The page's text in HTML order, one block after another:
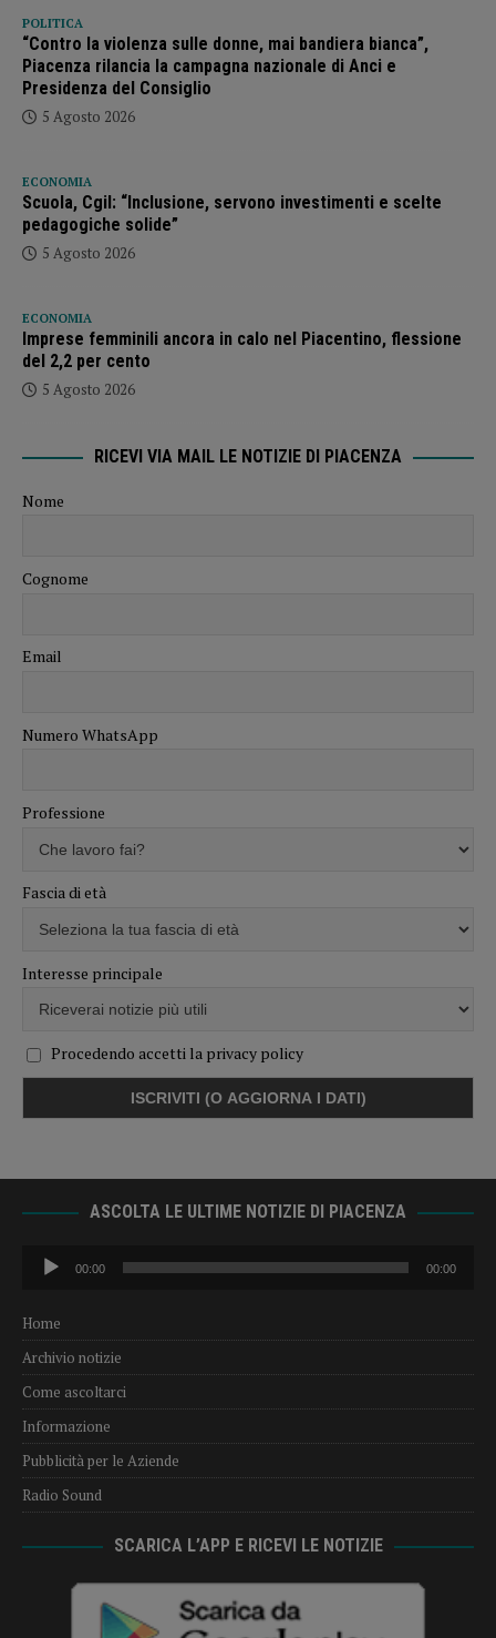
POLITICA
“Contro la violenza sulle donne, mai bandiera bianca”,
Piacenza rilancia la campagna nazionale di Anci e
Presidenza del Consiglio
5 Agosto 2026
ECONOMIA
Scuola, Cgil: “Inclusione, servono investimenti e scelte
pedagogiche solide”
5 Agosto 2026
ECONOMIA
Imprese femminili ancora in calo nel Piacentino, flessione
del 2,2 per cento
5 Agosto 2026
RICEVI VIA MAIL LE NOTIZIE DI PIACENZA
Nome
Cognome
Email
Numero WhatsApp
Professione
Fascia di età
Interesse principale
Procedendo accetti la privacy policy
ASCOLTA LE ULTIME NOTIZIE DI PIACENZA
Audio
Player
00:00 00:00
Home
Archivio notizie
Come ascoltarci
Informazione
Pubblicità per le Aziende
Radio Sound
SCARICA L’APP E RICEVI LE NOTIZIE